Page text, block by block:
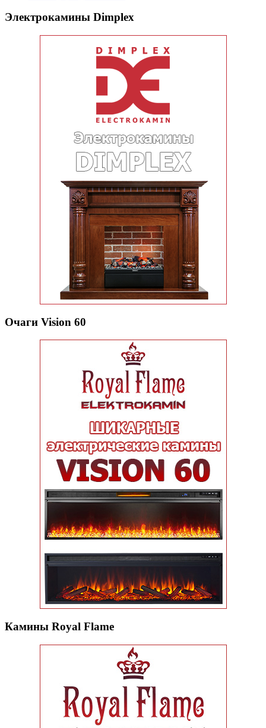
Электрокамины Dimplex
Очаги Vision 60
Камины Royal Flame